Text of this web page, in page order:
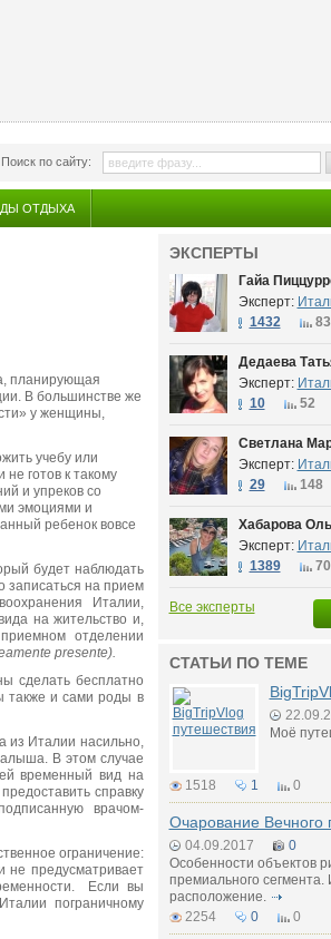
Поиск по сайту:
ОТДЫХА
планирующая
В большинстве же
у женщины,
учебу или
готов к такому
и упреков со
эмоциями и
ребенок вовсе
будет наблюдать
записаться на прием
Италии,
на жительство и,
отделении
presente).
cделать бесплатно
также и сами роды в
из Италии насильно,
В этом случае
временный вид на
справку
врачом-
ограничение:
не предусматривает
Если вы
пограничному
ЭКСПЕРТЫ
Гайа
Эксперт:
1432
Дедаева
Эксперт:
10
52
Светлана
Эксперт:
29
148
Хабарова
Эксперт:
1389
Все эксперты
СТАТЬИ ПО ТЕМЕ
Моё
1518 1 0
Очарование Вечного
04.09.2017
0
Особенности объектов
премиального сегмента.
расположение.
2254
0 0